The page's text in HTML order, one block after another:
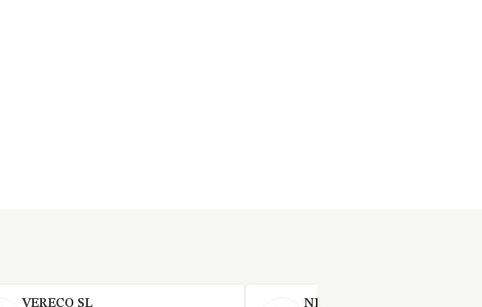
VERECO SL NEUMATICOS RAFER SL